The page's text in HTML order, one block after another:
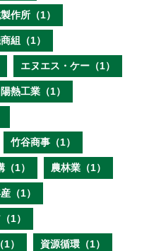
作所（1）
組（1）
エヌエス・ケー（1）
熱工業（1）
竹谷商事（1）
1） 農林業（1）
（1）
1）
） 資源循環（1）